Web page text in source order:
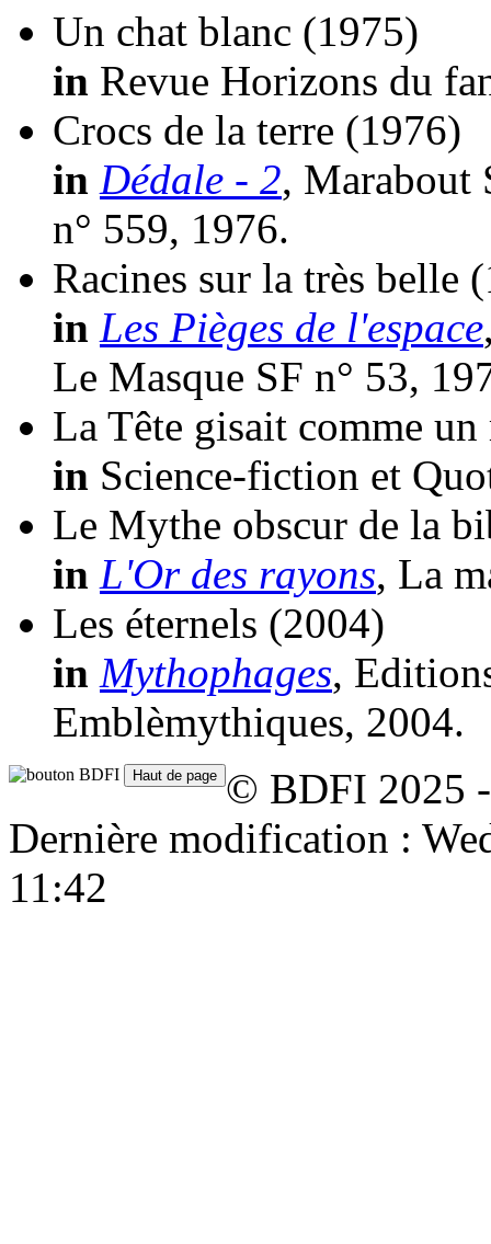
Un chat blanc (1975)
in Revue Horizons du
Crocs de la terre (1976)
in Dédale - 2, Marabout
n° 559, 1976.
Racines sur la très belle
in Les Pièges de l'espace
Le Masque SF n° 53,
La Tête gisait comme un
in Science-fiction et
Le Mythe obscur de la
in L'Or des rayons, La
Les éternels (2004)
in Mythophages,
Emblèmythiques, 2004.
© BDFI 2025
Dernière modification :
11:42